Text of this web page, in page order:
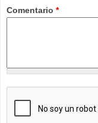
Comentario *